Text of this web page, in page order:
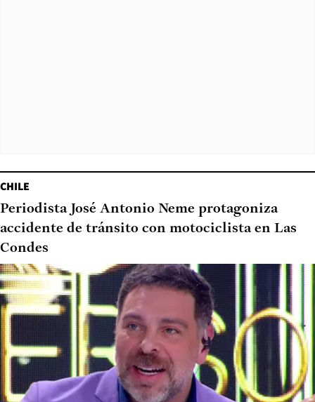
CHILE
Periodista José Antonio Neme protagoniza
accidente de tránsito con motociclista en Las
Condes